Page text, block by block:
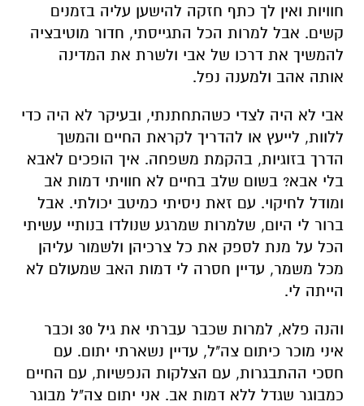
חוויות ואין לך כתף חזקה להישען עליה בזמנים
קשים. אבל למרות הכל התגייסתי, חדור מוטיבציה
להמשיך את דרכו של אבי ולשרת את המדינה
אותה אהב ולמענה נפל.
אבי לא היה לצדי כשהתחתנתי, ובעיקר לא היה כדי
ללוות, לייעץ או להדריך לקראת החיים והמשך
הדרך בזוגיות, בהקמת משפחה. איך הופכים לאבא
בלי אבא? בשום שלב בחיים לא חוויתי דמות אב
ומודל לחיקוי. עם זאת ניסיתי כמיטב יכולתי. אבל
ברור לי היום, שלמרות שמרגע שנולדו בנותיי עשיתי
הכל על מנת לספק את כל צרכיהן ולשמור עליהן
מכל משמר, עדיין חסרה לי דמות האב שמעולם לא
הייתה לי.
והנה פלא, למרות שכבר עברתי את גיל 30 וכבר
איני מוכר כיתום צה"ל, עדיין נשארתי יתום. עם
חסכי ההתבגרות, עם הצלקות הנפשיות, עם החיים
כמבוגר שגדל ללא דמות אב. אני יתום צה"ל מבוגר